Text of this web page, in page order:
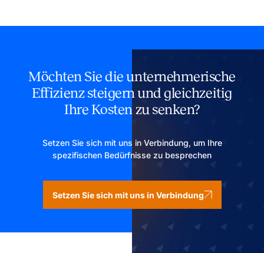
Möchten Sie die unternehmerische
Effizienz steigern und gleichzeitig
Ihre Kosten zu senken?
Setzen Sie sich mit uns in Verbindung, um Ihre
spezifischen Bedürfnisse zu besprechen
Setzen Sie sich mit uns in Verbindung